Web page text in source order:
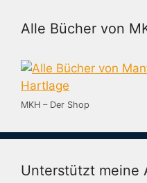
Alle Bücher von
MKH – Der Shop
Unterstützt meine